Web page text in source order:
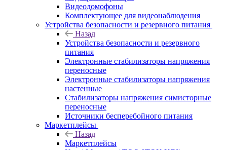
Видеодомофоны
Комплектующее для видеонаблюдения
Устройства безопасности и резервного питания
Назад
Устройства безопасности и резервного
питания
Электронные стабилизаторы напряжения
переносные
Электронные стабилизаторы напряжения
настенные
Стабилизаторы напряжения симисторные
переносные
Источники бесперебойного питания
Маркетплейсы
Назад
Маркетплейсы